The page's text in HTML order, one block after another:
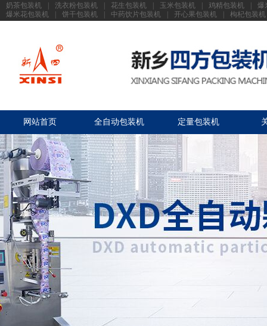
奶茶包装机 洗衣粉包装机 花生包装机 玉米包装机 鸡精包装机
爆
爆米花包装机
饼干包装机 中药饮片包装机 开心果包装机 枸杞包装机
网站首页 全自动包装机 定量包装机